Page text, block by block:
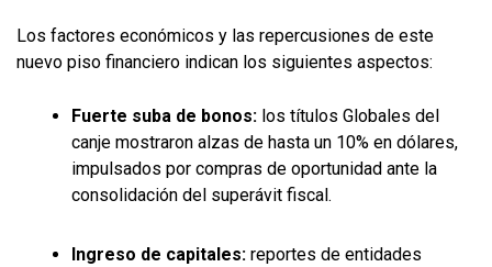
Los factores económicos y las repercusiones de este
nuevo piso financiero indican los siguientes aspectos:
Fuerte suba de bonos: los títulos Globales del
canje mostraron alzas de hasta un 10% en dólares,
impulsados por compras de oportunidad ante la
consolidación del superávit fiscal.
Ingreso de capitales: reportes de entidades